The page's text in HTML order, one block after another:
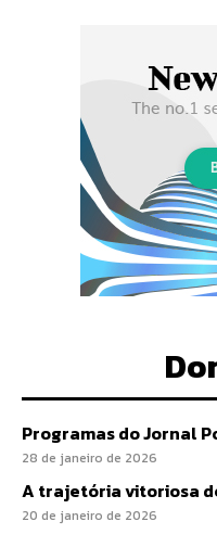
Programas do Jornal
28 de janeiro de 2026
A trajetória vitoriosa
20 de janeiro de 2026